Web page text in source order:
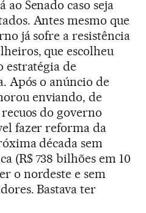
Senado caso seja
Antes mesmo que
já sofre a resistência
que escolheu
estratégia de
Após o anúncio de
enviando, de
do governo
fazer reforma da
década sem
(R$ 738 bilhões em 10
o nordeste e sem
Bastava ter